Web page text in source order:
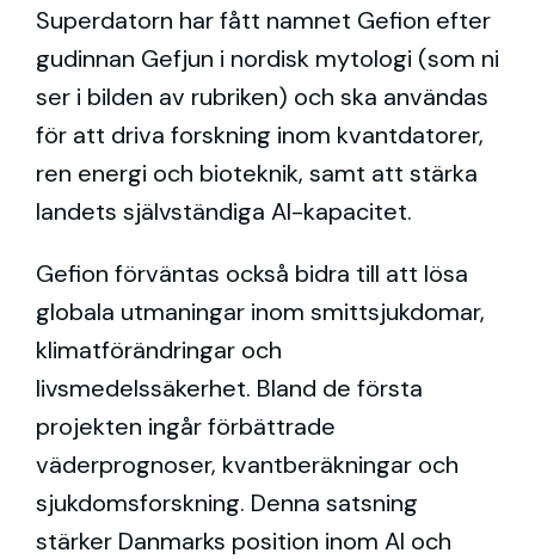
Superdatorn har fått namnet Gefion efter
gudinnan Gefjun i nordisk mytologi (som ni
ser i bilden av rubriken) och ska användas
för att driva forskning inom kvantdatorer,
ren energi och bioteknik, samt att stärka
landets självständiga AI-kapacitet.
Gefion förväntas också bidra till att lösa
globala utmaningar inom smittsjukdomar,
klimatförändringar och
livsmedelssäkerhet. Bland de första
projekten ingår förbättrade
väderprognoser, kvantberäkningar och
sjukdomsforskning. Denna satsning
stärker Danmarks position inom AI och